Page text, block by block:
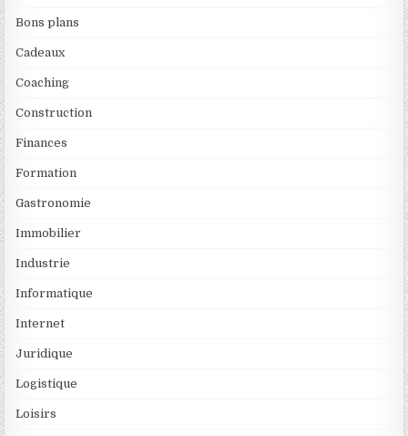
Bons plans
Cadeaux
Coaching
Construction
Finances
Formation
Gastronomie
Immobilier
Industrie
Informatique
Internet
Juridique
Logistique
Loisirs